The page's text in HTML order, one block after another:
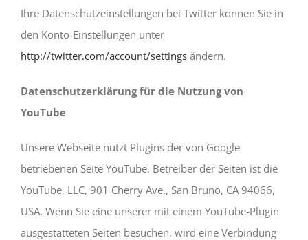
Ihre Datenschutzeinstellungen bei Twitter können Sie in
den Konto-Einstellungen unter
http://twitter.com/account/settings ändern.
Datenschutzerklärung für die Nutzung von
YouTube
Unsere Webseite nutzt Plugins der von Google
betriebenen Seite YouTube. Betreiber der Seiten ist die
YouTube, LLC, 901 Cherry Ave., San Bruno, CA 94066,
USA. Wenn Sie eine unserer mit einem YouTube-Plugin
ausgestatteten Seiten besuchen, wird eine Verbindung